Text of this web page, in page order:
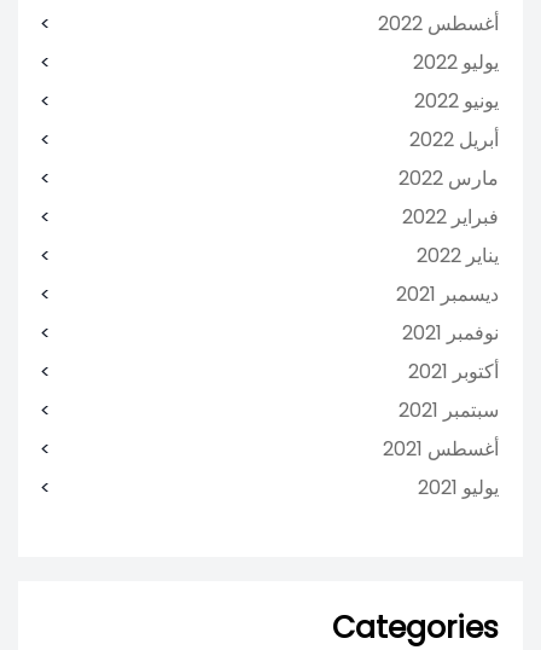
أغسطس 2022
يوليو 2022
يونيو 2022
أبريل 2022
مارس 2022
فبراير 2022
يناير 2022
ديسمبر 2021
نوفمبر 2021
أكتوبر 2021
سبتمبر 2021
أغسطس 2021
يوليو 2021
Categories